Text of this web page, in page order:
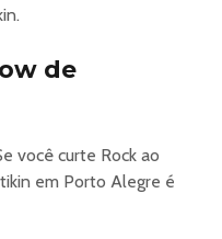
de
você curte Rock ao
em Porto Alegre é